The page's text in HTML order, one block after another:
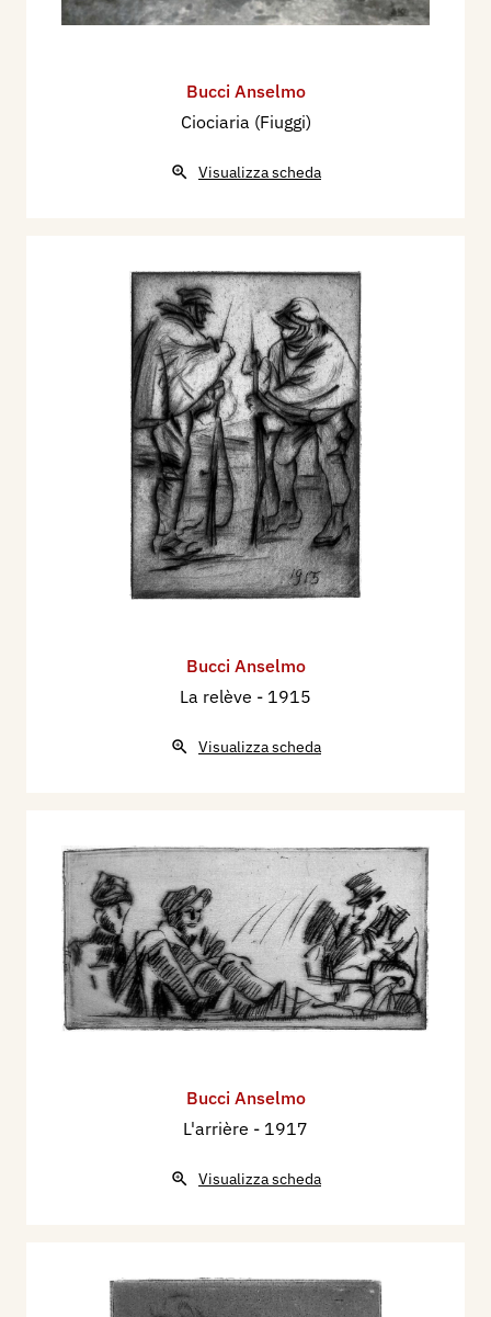
Bucci Anselmo
Ciociaria (Fiuggi)
Visualizza scheda
Bucci Anselmo
La relève - 1915
Visualizza scheda
Bucci Anselmo
L'arrière - 1917
Visualizza scheda